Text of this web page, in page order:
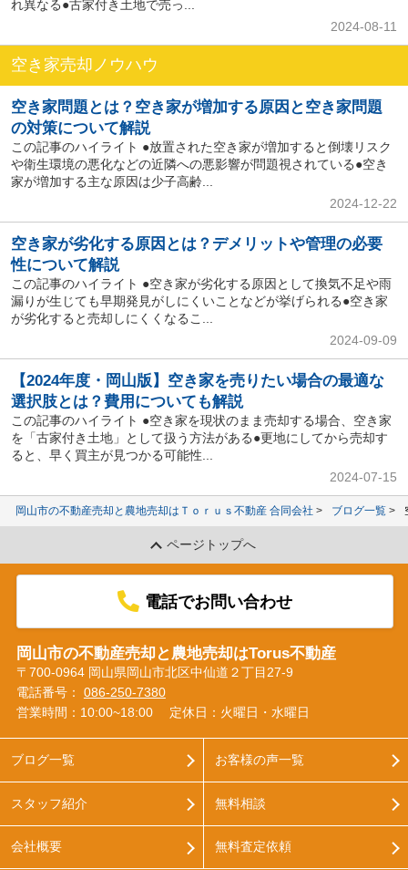
れ異なる●古家付き土地で売っ...
2024-08-11
空き家売却ノウハウ
空き家問題とは？空き家が増加する原因と空き家問題
の対策について解説
この記事のハイライト ●放置された空き家が増加すると倒壊リスク
や衛生環境の悪化などの近隣への悪影響が問題視されている●空き
家が増加する主な原因は少子高齢...
2024-12-22
空き家が劣化する原因とは？デメリットや管理の必要
性について解説
この記事のハイライト ●空き家が劣化する原因として換気不足や雨
漏りが生じても早期発見がしにくいことなどが挙げられる●空き家
が劣化すると売却しにくくなるこ...
2024-09-09
【2024年度・岡山版】空き家を売りたい場合の最適な
選択肢とは？費用についても解説
この記事のハイライト ●空き家を現状のまま売却する場合、空き家
を「古家付き土地」として扱う方法がある●更地にしてから売却す
ると、早く買主が見つかる可能性...
2024-07-15
岡山市の不動産売却と農地売却はＴｏｒｕｓ不動産 合同会社 ブログ一覧
ページトップへ
電話でお問い合わせ
岡山市の不動産売却と農地売却はTorus不動産
〒700-0964 岡山県岡山市北区中仙道２丁目27-9
電話番号： 086-250-7380
営業時間：10:00~18:00
定休日：火曜日・水曜日
ブログ一覧
スタッフ紹介
会社概要
お客様の声一覧
無料相談
無料査定依頼